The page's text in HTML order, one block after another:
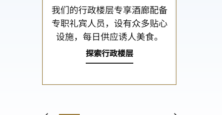
我们的行政楼层专享酒廊配备
专职礼宾人员，设有众多贴心
设施，每日供应诱人美食。
探索行政楼层